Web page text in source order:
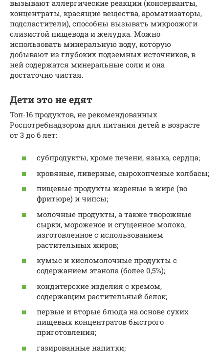
вызывают аллергические реакции (консерванты,
концентраты, красящие вещества, ароматизаторы,
подсластители), способны вызывать микроожоги
слизистой пищевода и желудка. Можно
использовать минеральную воду, которую
добывают из глубоких подземных источников, в
ней содержатся минеральные соли и она
достаточно чистая.
Дети это не едят
Топ-16 продуктов, не рекомендованных
Роспотребнадзором для питания детей в возрасте
от 3 до 6 лет:
субпродукты, кроме печени, языка, сердца;
кровяные, ливерные, сырокопченые колбасы;
пищевые продукты жареные в жире (во
фритюре) и чипсы;
молочные продукты, а также творожные
сырки, мороженое и сгущенное молоко,
изготовленное с использованием
растительных жиров;
кумыс и кисломолочные продукты с
содержанием этанола (более 0,5%);
кондитерские изделия с кремом,
содержащим растительный белок;
первые и вторые блюда на основе сухих
пищевых концентратов быстрого
приготовления;
газированные напитки;